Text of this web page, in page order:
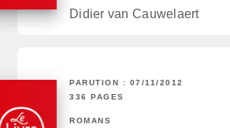
Didier van Cauwelaert
PARUTION : 07/11/2012
336 PAGES
ROMANS